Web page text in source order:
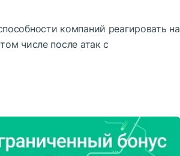
компаний реагировать на
числе после атак с